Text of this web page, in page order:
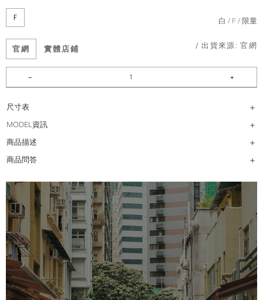
F 白 F 限量
官網 實體店鋪 / 出貨來源:官網
尺寸表
MODEL資訊
商品描述
商品問答